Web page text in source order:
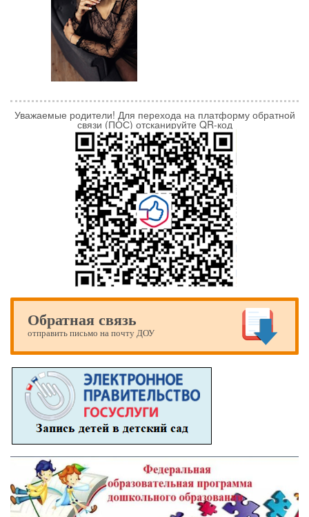
Уважаемые родители! Для перехода на платформу обратной
связи (ПОС) отсканируйте QR-код
Обратная связь
отправить письмо на почту ДОУ